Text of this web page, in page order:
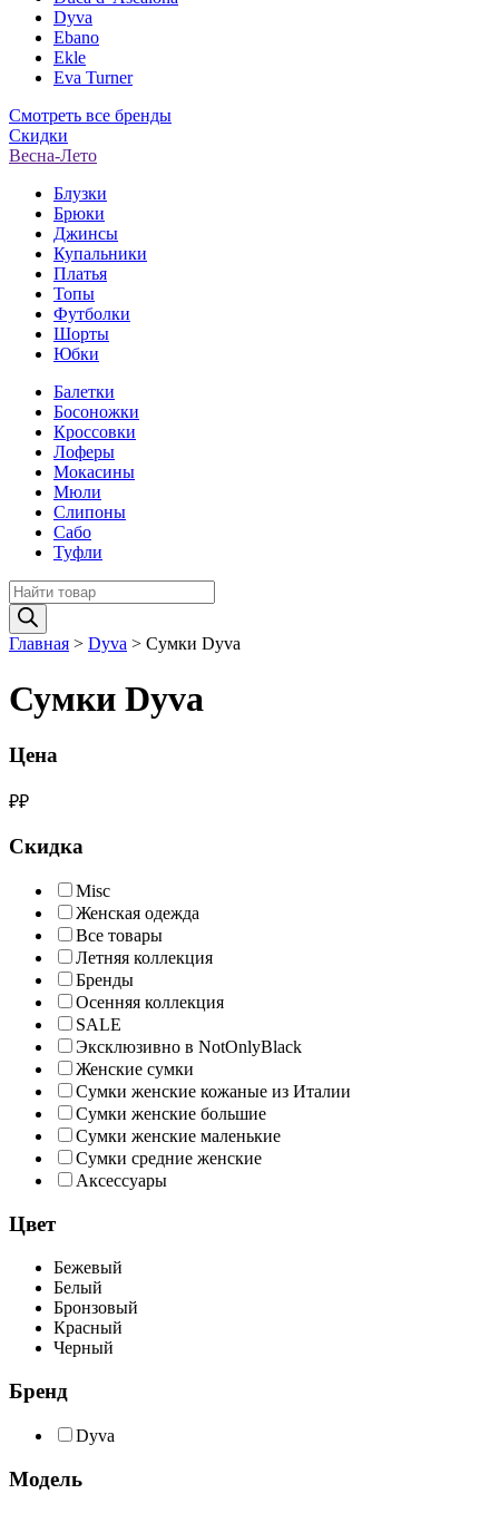
Dyva
Ebano
Ekle
Eva Turner
Смотреть все бренды
Скидки
Весна-Лето
Блузки
Брюки
Джинсы
Купальники
Платья
Топы
Футболки
Шорты
Юбки
Балетки
Босоножки
Кроссовки
Лоферы
Мокасины
Мюли
Слипоны
Сабо
Туфли
Поиск
товаров
Главная > Dyva > Сумки Dyva
Сумки Dyva
Цена
₽₽
Скидка
Misc
Женская одежда
Все товары
Летняя коллекция
Бренды
Осенняя коллекция
SALE
Эксклюзивно в NotOnlyBlack
Женские сумки
Сумки женские кожаные из Италии
Сумки женские большие
Сумки женские маленькие
Сумки средние женские
Аксессуары
Цвет
Бежевый
Белый
Бронзовый
Красный
Черный
Бренд
Dyva
Модель